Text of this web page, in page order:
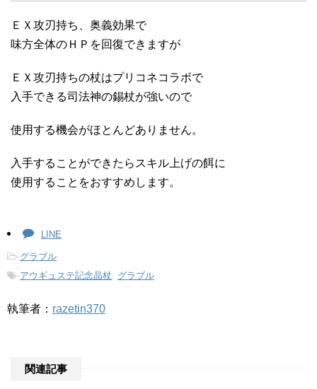
ＥＸ攻刃持ち、奥義効果で
味方全体のＨＰを回復できますが
ＥＸ攻刃持ちの杖はプリコネコラボで
入手できる司法神の錫杖が強いので
使用する機会がほとんどありません。
入手することができたらスキル上げの餌に
使用することをおすすめします。
LINE
-グラブル
-アウギュステ記念晶杖, グラブル
執筆者： razetin370
関連記事